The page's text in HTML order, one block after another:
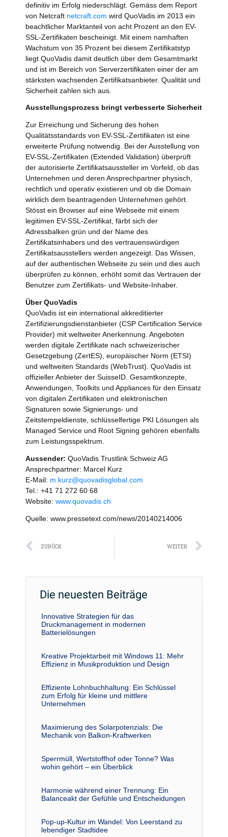
definitiv im Erfolg niederschlägt. Gemäss dem Report
von Netcraft netcraft.com wird QuoVadis im 2013 ein
beachtlicher Marktanteil von acht Prozent an den EV-
SSL-Zertifikaten bescheinigt. Mit einem namhaften
Wachstum von 35 Prozent bei diesem Zertifikatstyp
liegt QuoVadis damit deutlich über dem Gesamtmarkt
und ist im Bereich von Serverzertifikaten einer der am
stärksten wachsenden Zertifikatsanbieter. Qualität und
Sicherheit zahlen sich aus.
Ausstellungsprozess bringt verbesserte Sicherheit
Zur Erreichung und Sicherung des hohen
Qualitätsstandards von EV-SSL-Zertifikaten ist eine
erweiterte Prüfung notwendig. Bei der Ausstellung von
EV-SSL-Zertifikaten (Extended Validation) überprüft
der autorisierte Zertifikatsaussteller im Vorfeld, ob das
Unternehmen und deren Ansprechpartner physisch,
rechtlich und operativ existieren und ob die Domain
wirklich dem beantragenden Unternehmen gehört.
Stösst ein Browser auf eine Webseite mit einem
legitimen EV-SSL-Zertifikat, färbt sich der
Adressbalken grün und der Name des
Zertifikatsinhabers und des vertrauenswürdigen
Zertifikatsausstellers werden angezeigt. Das Wissen,
auf der authentischen Webseite zu sein und dies auch
überprüfen zu können, erhöht somit das Vertrauen der
Benutzer zum Zertifikats- und Website-Inhaber.
Über QuoVadis
QuoVadis ist ein international akkreditierter
Zertifizierungsdienstanbieter (CSP Certification Service
Provider) mit weltweiter Anerkennung. Angeboten
werden digitale Zertifikate nach schweizerischer
Gesetzgebung (ZertES), europäischer Norm (ETSI)
und weltweiten Standards (WebTrust). QuoVadis ist
offizieller Anbieter der SuisseID. Gesamtkonzepte,
Anwendungen, Toolkits und Appliances für den Einsatz
von digitalen Zertifikaten und elektronischen
Signaturen sowie Signierungs- und
Zeitstempeldienste, schlüsselfertige PKI Lösungen als
Managed Service und Root Signing gehören ebenfalls
zum Leistungsspektrum.
Aussender: QuoVadis Trustlink Schweiz AG
Ansprechpartner: Marcel Kurz
E-Mail: m.kurz@quovadisglobal.com
Tel.: +41 71 272 60 68
Website: www.quovadis.ch
Quelle: www.pressetext.com/news/20140214006
Zurück
ZURÜCK WEITER
Die neuesten Beiträge
Innovative Strategien für das
Druckmanagement in modernen
Batterielösungen
Kreative Projektarbeit mit Windows 11: Mehr
Effizienz in Musikproduktion und Design
Effiziente Lohnbuchhaltung: Ein Schlüssel
zum Erfolg für kleine und mittlere
Unternehmen
Maximierung des Solarpotenzials: Die
Mechanik von Balkon-Kraftwerken
Sperrmüll, Wertstoffhof oder Tonne? Was
wohin gehört – ein Überblick
Harmonie während einer Trennung: Ein
Balanceakt der Gefühle und Entscheidungen
Pop-up-Kultur im Wandel: Von Leerstand zu
lebendiger Stadtidee